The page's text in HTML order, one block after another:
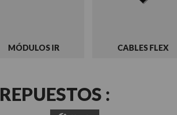
MÓDULOS IR CABLES FLEX
REPUESTOS :